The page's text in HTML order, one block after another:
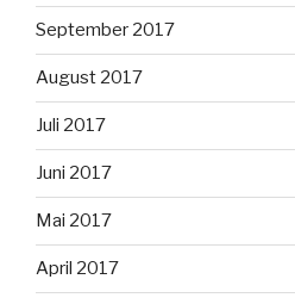
September 2017
August 2017
Juli 2017
Juni 2017
Mai 2017
April 2017